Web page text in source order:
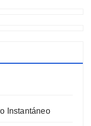
Instantáneo